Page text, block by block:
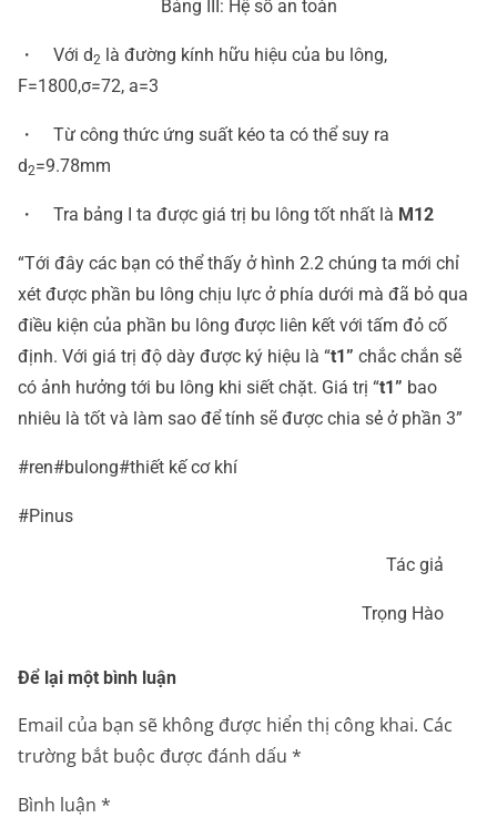
Bảng III: Hệ số an toàn
・ Với d2 là đường kính hữu hiệu của bu lông,
F=1800,σ=72, a=3
・ Từ công thức ứng suất kéo ta có thể suy ra
d2=9.78mm
・ Tra bảng I ta được giá trị bu lông tốt nhất là M12
“Tới đây các bạn có thể thấy ở hình 2.2 chúng ta mới chỉ
xét được phần bu lông chịu lực ở phía dưới mà đã bỏ qua
điều kiện của phần bu lông được liên kết với tấm đỏ cố
định. Với giá trị độ dày được ký hiệu là “t1” chắc chắn sẽ
có ảnh hưởng tới bu lông khi siết chặt. Giá trị “t1” bao
nhiêu là tốt và làm sao để tính sẽ được chia sẻ ở phần 3”
#ren#bulong#thiết kế cơ khí
#Pinus
Tác giả
Trọng Hào
Để lại một bình luận
Email của bạn sẽ không được hiển thị công khai. Các
trường bắt buộc được đánh dấu *
Bình luận *